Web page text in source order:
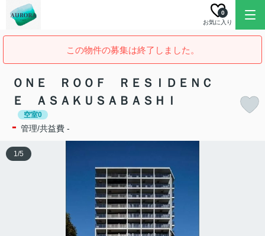
お気に入り
0
この物件の募集は終了しました。
ＯＮＥ ＲＯＯＦ ＲＥＳＩＤＥＮＣ
Ｅ ＡＳＡＫＵＳＡＢＡＳＨＩ
空室0
- 管理/共益費 -
1/5